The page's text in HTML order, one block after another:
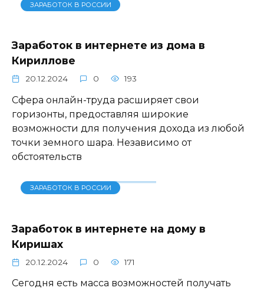
ЗАРАБОТОК В РОССИИ
Заработок в интернете из дома в
Кириллове
20.12.2024 0 193
Сфера онлайн-труда расширяет свои
горизонты, предоставляя широкие
возможности для получения дохода из любой
точки земного шара. Независимо от
обстоятельств
ЗАРАБОТОК В РОССИИ
Заработок в интернете на дому в
Киришах
20.12.2024 0 171
Сегодня есть масса возможностей получать